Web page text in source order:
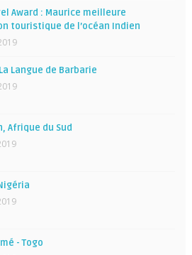
Award : Maurice meilleure
touristique de l’océan Indien
La Langue de Barbarie
Afrique du Sud
- Togo